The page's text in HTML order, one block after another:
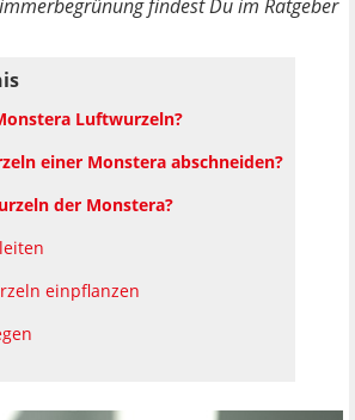
findest Du im Ratgeber
Luftwurzeln?
einer Monstera abschneiden?
der Monstera?
einpflanzen